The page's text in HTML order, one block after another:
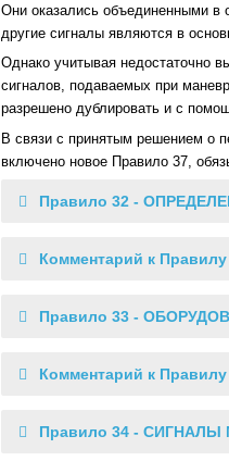
Они оказались объединенными в
другие сигналы являются в
Однако учитывая недостаточно
сигналов, подаваемых при
разрешено дублировать и с
В связи с принятым решением о
включено новое Правило 37,
Правило 32 -
Комментарий к Правилу
Правило 33 -
Комментарий к Правилу
Правило 34 -